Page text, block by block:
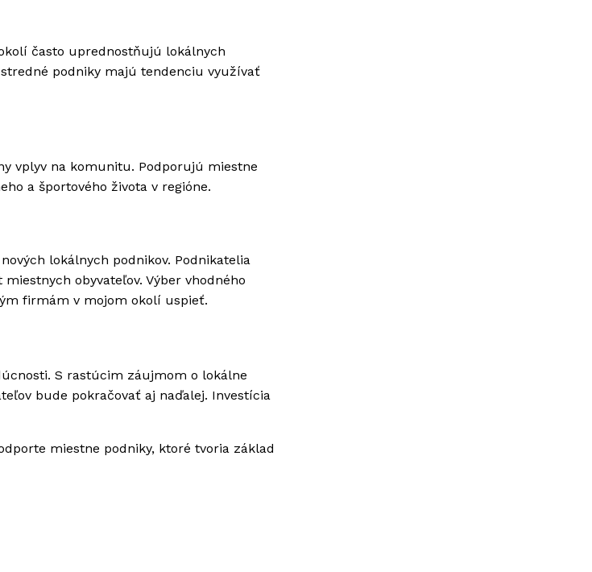
často uprednostňujú lokálnych
podniky majú tendenciu využívať
vplyv na komunitu. Podporujú miestne
a športového života v regióne.
lokálnych podnikov. Podnikatelia
obyvateľov. Výber vhodného
firmám v mojom okolí uspieť.
S rastúcim záujmom o lokálne
bude pokračovať aj naďalej. Investícia
miestne podniky, ktoré tvoria základ